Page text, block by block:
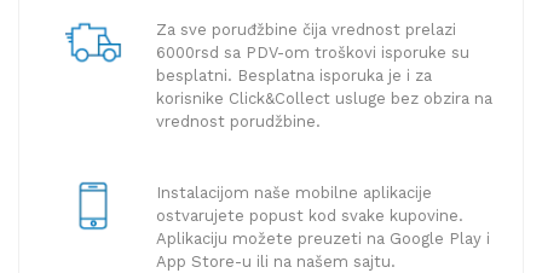
Za sve poruđžbine čija vrednost prelazi
6000rsd sa PDV-om troškovi isporuke su
besplatni. Besplatna isporuka je i za
korisnike Click&Collect usluge bez obzira na
vrednost porudžbine.
Instalacijom naše mobilne aplikacije
ostvarujete popust kod svake kupovine.
Aplikaciju možete preuzeti na Google Play i
App Store-u ili na našem sajtu.